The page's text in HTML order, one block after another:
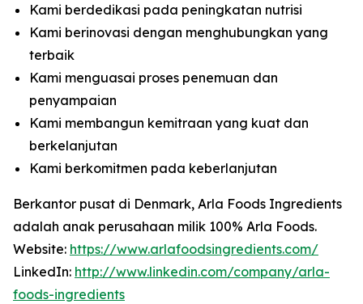
Kami berdedikasi pada peningkatan nutrisi
Kami berinovasi dengan menghubungkan yang
terbaik
Kami menguasai proses penemuan dan
penyampaian
Kami membangun kemitraan yang kuat dan
berkelanjutan
Kami berkomitmen pada keberlanjutan
Berkantor pusat di Denmark, Arla Foods Ingredients
adalah anak perusahaan milik 100% Arla Foods.
Website: https://www.arlafoodsingredients.com/
LinkedIn: http://www.linkedin.com/company/arla-
foods-ingredients